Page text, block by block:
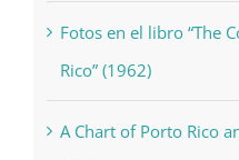
Fotos en el libro “The
Rico” (1962)
A Chart of Porto Rico